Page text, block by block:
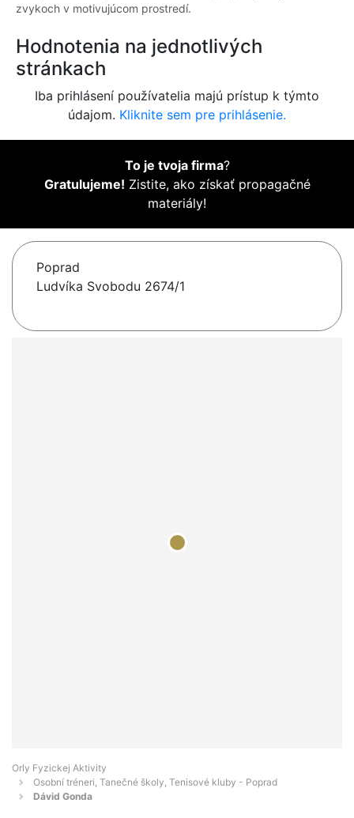
zvykoch v motivujúcom prostredí.
Hodnotenia na jednotlivých
stránkach
Iba prihlásení používatelia majú prístup k týmto
údajom. Kliknite sem pre prihlásenie.
To je tvoja firma?
Gratulujeme! Zistite, ako získať propagačné
materiály!
Poprad
Ludvíka Svobodu 2674/1
Orly Fyzickej Aktivity
Osobní tréneri, Tanečné školy, Tenisové kluby - Poprad
Dávid Gonda